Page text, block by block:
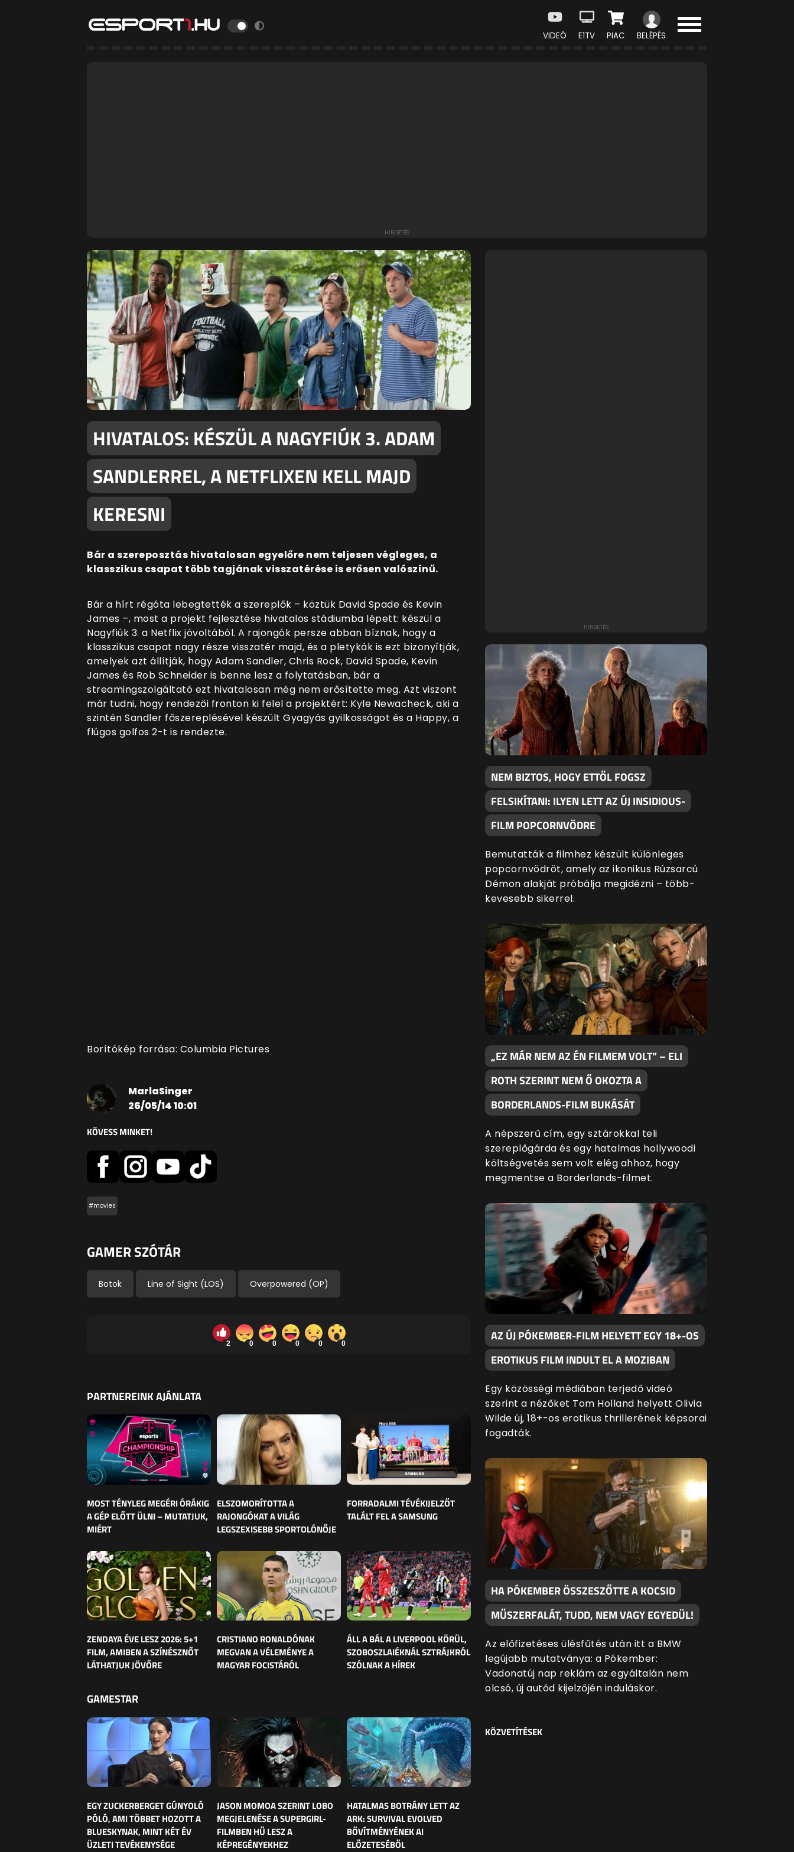
VIDEÓ E1TV PIAC BELÉPÉS
HIVATALOS: KÉSZÜL A NAGYFIÚK 3. ADAM
SANDLERREL, A NETFLIXEN KELL MAJD
KERESNI
Bár a szereposztás hivatalosan egyelőre nem teljesen végleges, a
klasszikus csapat több tagjának visszatérése is erősen valószínű.
Bár a hírt régóta lebegtették a szereplők – köztük David Spade és Kevin
James –, most a projekt fejlesztése hivatalos stádiumba lépett: készül a
Nagyfiúk 3. a Netflix jóvoltából. A rajongók persze abban bíznak, hogy a
klasszikus csapat nagy része visszatér majd, és a pletykák is ezt bizonyítják,
amelyek azt állítják, hogy Adam Sandler, Chris Rock, David Spade, Kevin
James és Rob Schneider is benne lesz a folytatásban, bár a
streamingszolgáltató ezt hivatalosan még nem erősítette meg. Azt viszont
már tudni, hogy rendezői fronton ki felel a projektért: Kyle Newacheck, aki a
szintén Sandler főszereplésével készült Gyagyás gyilkosságot és a Happy, a
flúgos golfos 2-t is rendezte.
Borítókép forrása: Columbia Pictures
MarlaSinger
26/05/14 10:01
KÖVESS MINKET!
#movies
GAMER SZÓTÁR
Botok Line of Sight (LOS) Overpowered (OP)
2 0 0 0 0 0
PARTNEREINK AJÁNLATA
MOST TÉNYLEG MEGÉRI ÓRÁKIG
A GÉP ELŐTT ÜLNI – MUTATJUK,
MIÉRT
ELSZOMORÍTOTTA A
RAJONGÓKAT A VILÁG
LEGSZEXISEBB SPORTOLÓNŐJE
FORRADALMI TÉVÉKIJELZŐT
TALÁLT FEL A SAMSUNG
ZENDAYA ÉVE LESZ 2026: 5+1
FILM, AMIBEN A SZÍNÉSZNŐT
LÁTHATJUK JÖVŐRE
CRISTIANO RONALDÓNAK
MEGVAN A VÉLEMÉNYE A
MAGYAR FOCISTÁRÓL
ÁLL A BÁL A LIVERPOOL KÖRÜL,
SZOBOSZLAIÉKNÁL SZTRÁJKRÓL
SZÓLNAK A HÍREK
GAMESTAR
EGY ZUCKERBERGET GÚNYOLÓ
PÓLÓ, AMI TÖBBET HOZOTT A
BLUESKYNAK, MINT KÉT ÉV
ÜZLETI TEVÉKENYSÉGE
JASON MOMOA SZERINT LOBO
MEGJELENÉSE A SUPERGIRL-
FILMBEN HŰ LESZ A
KÉPREGÉNYEKHEZ
HATALMAS BOTRÁNY LETT AZ
ARK: SURVIVAL EVOLVED
BŐVÍTMÉNYÉNEK AI
ELŐZETESÉBŐL
NEM BIZTOS, HOGY ETTŐL FOGSZ
FELSIKÍTANI: ILYEN LETT AZ ÚJ INSIDIOUS-
FILM POPCORNVÖDRE
Bemutatták a filmhez készült különleges
popcornvödröt, amely az ikonikus Rúzsarcú
Démon alakját próbálja megidézni – több-
kevesebb sikerrel.
„EZ MÁR NEM AZ ÉN FILMEM VOLT” – ELI
ROTH SZERINT NEM Ő OKOZTA A
BORDERLANDS-FILM BUKÁSÁT
A népszerű cím, egy sztárokkal teli
szereplőgárda és egy hatalmas hollywoodi
költségvetés sem volt elég ahhoz, hogy
megmentse a Borderlands-filmet.
AZ ÚJ PÓKEMBER-FILM HELYETT EGY 18+-OS
EROTIKUS FILM INDULT EL A MOZIBAN
Egy közösségi médiában terjedő videó
szerint a nézőket Tom Holland helyett Olivia
Wilde új, 18+-os erotikus thrillerének képsorai
fogadták.
HA PÓKEMBER ÖSSZESZŐTTE A KOCSID
MŰSZERFALÁT, TUDD, NEM VAGY EGYEDÜL!
Az előfizetéses ülésfűtés után itt a BMW
legújabb mutatványa: a Pókember:
Vadonatúj nap reklám az egyáltalán nem
olcsó, új autód kijelzőjén induláskor.
KÖZVETÍTÉSEK